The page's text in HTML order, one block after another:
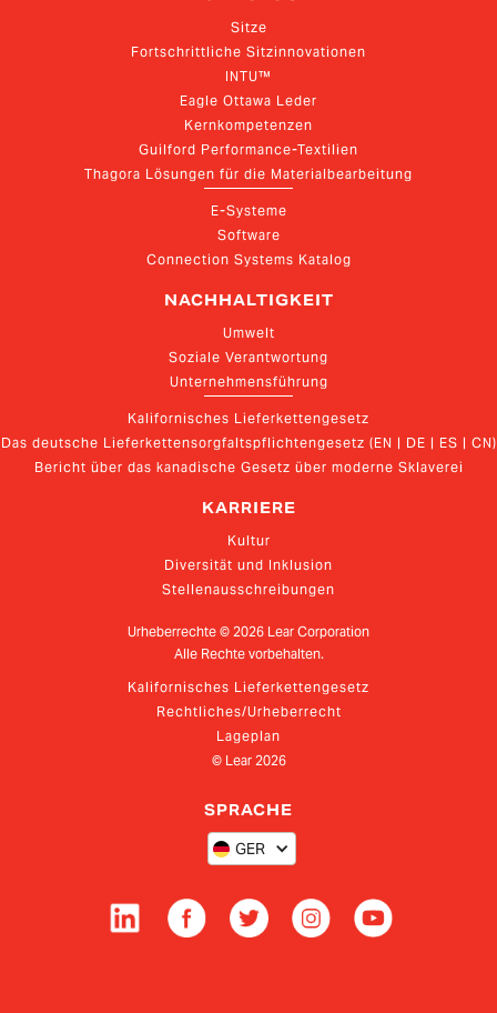
Sitze
Fortschrittliche Sitzinnovationen
INTU™
Eagle Ottawa Leder
Kernkompetenzen
Guilford Performance-Textilien
Thagora Lösungen für die Materialbearbeitung
E-Systeme
Software
Connection Systems Katalog
NACHHALTIGKEIT
Umwelt
Soziale Verantwortung
Unternehmensführung
Kalifornisches Lieferkettengesetz
Das deutsche Lieferkettensorgfaltspflichtengesetz (EN | DE | ES | CN)
Bericht über das kanadische Gesetz über moderne Sklaverei
KARRIERE
Kultur
Diversität und Inklusion
Stellenausschreibungen
Urheberrechte © 2026 Lear Corporation
Alle Rechte vorbehalten.
Kalifornisches Lieferkettengesetz
Rechtliches/Urheberrecht
Lageplan
© Lear 2026
SPRACHE
GER